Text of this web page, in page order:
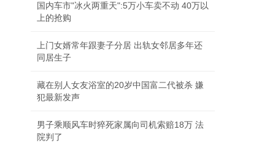
国内车市"冰火两重天":5万小车卖不动 40万以
上的抢购
上门女婿常年跟妻子分居 出轨女邻居多年还
同居生子
藏在别人女友浴室的20岁中国富二代被杀 嫌
犯最新发声
男子乘顺风车时猝死家属向司机索赔18万 法
院判了